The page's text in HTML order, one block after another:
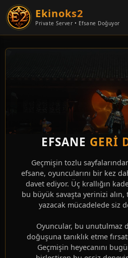
Ekinoks2
Private Server • Efsane Doğuyor
EFSANE GERİ
Geçmişin tozlu
efsane, oyuncularını bir kez
davet ediyor. Üç krallığın
bu büyük savaşta yerinizi alın,
yazacak mücadelede siz
Oyuncular, bu unutulmaz
doğuşuna tanıklık etme
Geçmişin heyecanını